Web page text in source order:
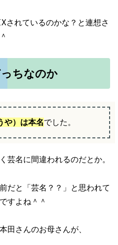
されているのかな？と連想さ
ちなのか
や）は本名でした。
芸名に間違われるのだとか。
だと「芸名？？」と思われて
すよね＾＾
田さんのお母さんが、